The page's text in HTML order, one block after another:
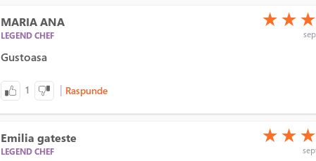
MARIA ANA
LEGEND CHEF
(*)
★ (*)
★ (*)
★
Gustoasa
1 | Raspunde
Emilia gateste
LEGEND CHEF
(*)
★ (*)
★ (*)
★